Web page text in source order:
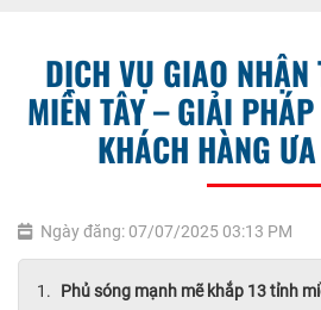
DỊCH VỤ GIAO NHẬN
MIỀN TÂY – GIẢI
KHÁCH HÀNG
Ngày đăng: 07/07/2025 03:13 PM
Phủ sóng mạnh mẽ khắp 13 tỉnh